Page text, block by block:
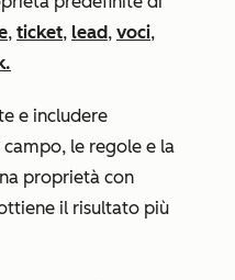
, ticket, lead, voci,
e includere
le regole e la
proprietà con
il risultato più